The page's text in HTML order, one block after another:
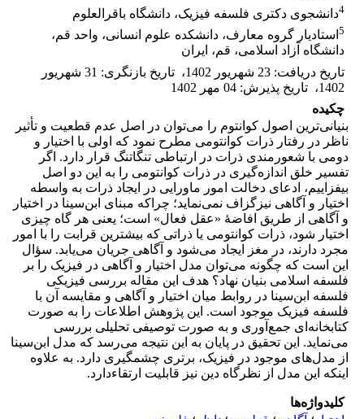
4دانشجوی دکتری فلسفه فیزیک، دانشگاه باقرالعلوم
5 استادیار گروه معارف، دانشکده علوم انسانی، واحد قم،
دانشگاه آزاد اسلامی، قم، ایران
تاریخ دریافت: 23 شهریور 1402 ، تاریخ بازنگری:
31 شهریور
1402، تاریخ پذیرش: 04 مهر 1402
چکیده
بنیانی‌ترین اصول کوانتوم را می‌توان در اصل عدم قطعیت و تأثیر
ناظر در رفتار ذرات کوانتومی مطرح نمود که اولی با اختیار و
دومی با شعورمندی ذرات در ارتباطی تنگاتنگ قرار دارد. اگر
تفسیر خلق اندازه‌گیری در ذرات کوانتومی را به این دو اصل
بیفزاییم، ادعای دخالت امور ماورایی در ایجاد ذرات به واسطه
اختیار و آگاهی نیزگزاف نمی‌نماید؛ چراکه مبنای ابن‌سینا در اختیار
و آگاهی از طریق افاضۀ «عقل فعال» است؛ یعنی هر گاه چیزی
اختیار شود، ذرات کوانتومی یا ذراتی که بیشترین قرابت را با امور
مجرد دارند، در مغز ایجاد می‌شود و آگاهی جریان می‌یابد. سؤال
این است که چگونه می‌توان مدل اختیار و آگاهی در فیزیک را بر
فلسفه اسلامی بنیان نهاد؟ هدف این مقاله بررسی فیزیکی
فلسفه ابن‌سینا در روابط میان اختیار و آگاهی و مقایسه آن با
فلسفه فیزیک موجود است. این پژوهش اطلاعات را به صورت
کتابخانه‌ای جمع‌‎آوری و به صورت توصیفی تحلیلی بررسی
‌می‌نماید. این تحقیق در پایان به این نتیجه می‌رسد که مدل ابن‌سینا
از مدل‌های موجود در فیزیک، برتری چشمگیری دارد. به علاوه
اینکه این مدل از نظرگاه دین نیز قابلیت ارتقاءدارد.
کلیدواژه‌ها